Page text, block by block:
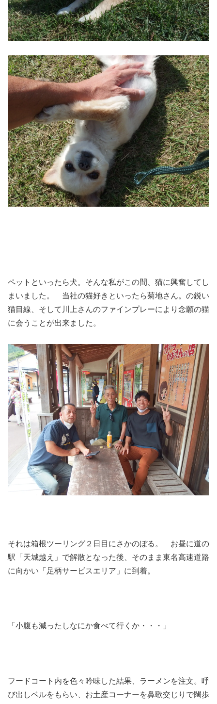
ペットといったら犬。そんな私がこの間、猫に興奮してし
まいました。 当社の猫好きといったら菊地さん。の鋭い
猫目線、そして川上さんのファインプレーにより念願の猫
に会うことが出来ました。
それは箱根ツーリング２日目にさかのぼる。 お昼に道の
駅「天城越え」で解散となった後、そのまま東名高速道路
に向かい「足柄サービスエリア」に到着。
「小腹も減ったしなにか食べて行くか・・・」
フードコート内を色々吟味した結果、ラーメンを注文。呼
び出しベルをもらい、お土産コーナーを鼻歌交じりで闊歩